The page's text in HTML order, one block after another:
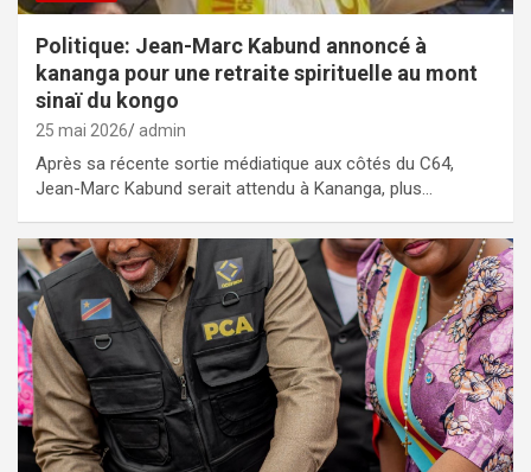
Politique: Jean-Marc Kabund annoncé à
kananga pour une retraite spirituelle au mont
sinaï du kongo
25 mai 2026 admin
Après sa récente sortie médiatique aux côtés du C64,
Jean-Marc Kabund serait attendu à Kananga, plus…